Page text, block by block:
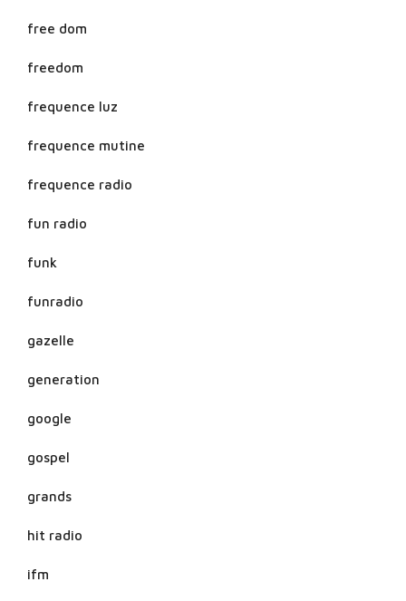
free dom
freedom
frequence luz
frequence mutine
frequence radio
fun radio
funk
funradio
gazelle
generation
google
gospel
grands
hit radio
ifm